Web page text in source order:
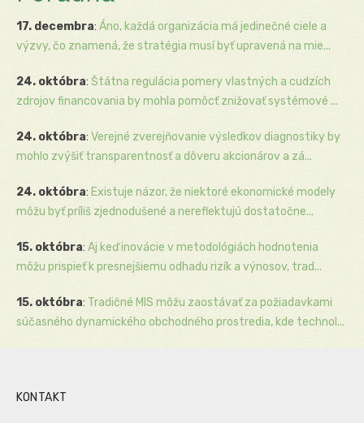
17. decembra: Áno, každá organizácia má jedinečné ciele a
výzvy, čo znamená, že stratégia musí byť upravená na mie...
24. októbra: Štátna regulácia pomery vlastných a cudzích
zdrojov financovania by mohla pomôcť znižovať systémové ...
24. októbra: Verejné zverejňovanie výsledkov diagnostiky by
mohlo zvýšiť transparentnosť a dôveru akcionárov a zá...
24. októbra: Existuje názor, že niektoré ekonomické modely
môžu byť príliš zjednodušené a nereflektujú dostatočne...
15. októbra: Aj keď inovácie v metodológiách hodnotenia
môžu prispieť k presnejšiemu odhadu rizík a výnosov, trad...
15. októbra: Tradičné MIS môžu zaostávať za požiadavkami
súčasného dynamického obchodného prostredia, kde technol...
KONTAKT